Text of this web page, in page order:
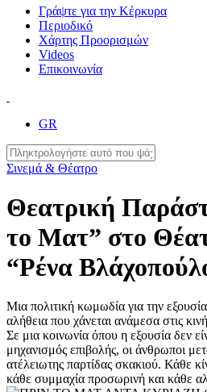
Γράψτε για την Κέρκυρα
Περιοδικό
Χάρτης Προορισμών
Videos
Επικοινωνία
GR
Σινεμά & Θέατρο
Θεατρική
το Ματ” στο
“Ρένα
Μια πολιτική κωμωδία για την
αλήθεια που χάνεται ανάμεσα στις
Σε μια κοινωνία όπου η εξουσία δεν
μηχανισμός επιβολής, οι άνθρωποι
ατέλειωτης παρτίδας σκακιού. Κάθε
κάθε συμμαχία προσωρινή και κάθε